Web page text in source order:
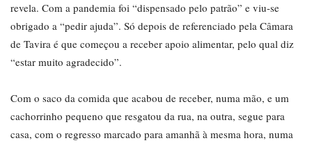
revela. Com a pandemia foi “dispensado pelo patrão” e viu-se
obrigado a “pedir ajuda”. Só depois de referenciado pela Câmara
de Tavira é que começou a receber apoio alimentar, pelo qual diz
“estar muito agradecido”.
Com o saco da comida que acabou de receber, numa mão, e um
cachorrinho pequeno que resgatou da rua, na outra, segue para
casa, com o regresso marcado para amanhã à mesma hora, numa